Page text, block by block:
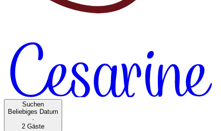
Suchen
Beliebiges Datum
·
2 Gäste